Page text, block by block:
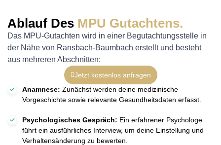
Ablauf Des MPU Gutachtens.
Das MPU-Gutachten wird in einer Begutachtungsstelle in
der Nähe von Ransbach-Baumbach erstellt und besteht
aus mehreren Abschnitten:
Jetzt kostenlos anfragen
Anamnese: Zunächst werden deine medizinische
Vorgeschichte sowie relevante Gesundheitsdaten erfasst.
Psychologisches Gespräch: Ein erfahrener Psychologe
führt ein ausführliches Interview, um deine Einstellung und
Verhaltensänderung zu bewerten.